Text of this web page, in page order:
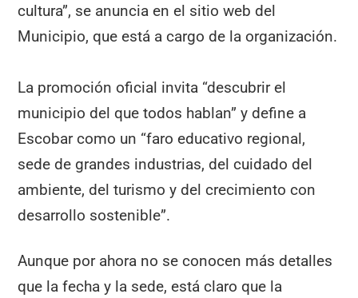
cultura”, se anuncia en el sitio web del
Municipio, que está a cargo de la organización.
La promoción oficial invita “descubrir el
municipio del que todos hablan” y define a
Escobar como un “faro educativo regional,
sede de grandes industrias, del cuidado del
ambiente, del turismo y del crecimiento con
desarrollo sostenible”.
Aunque por ahora no se conocen más detalles
que la fecha y la sede, está claro que la